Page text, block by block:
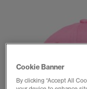
Cookie Banner
By clicking “Accept All